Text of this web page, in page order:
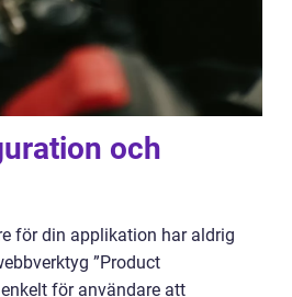
och
för din applikation har aldrig
”Product
för användare att